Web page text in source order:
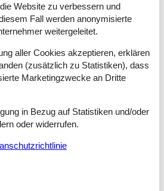
Azohía
De Vejer
Barosa
Website zu verbessern und
Fall werden anonymisierte
weitergeleitet.
aller Cookies akzeptieren, erklären
(zusätzlich zu Statistiken), dass
Marketingzwecke an Dritte
in Bezug auf Statistiken und/oder
oder widerrufen.